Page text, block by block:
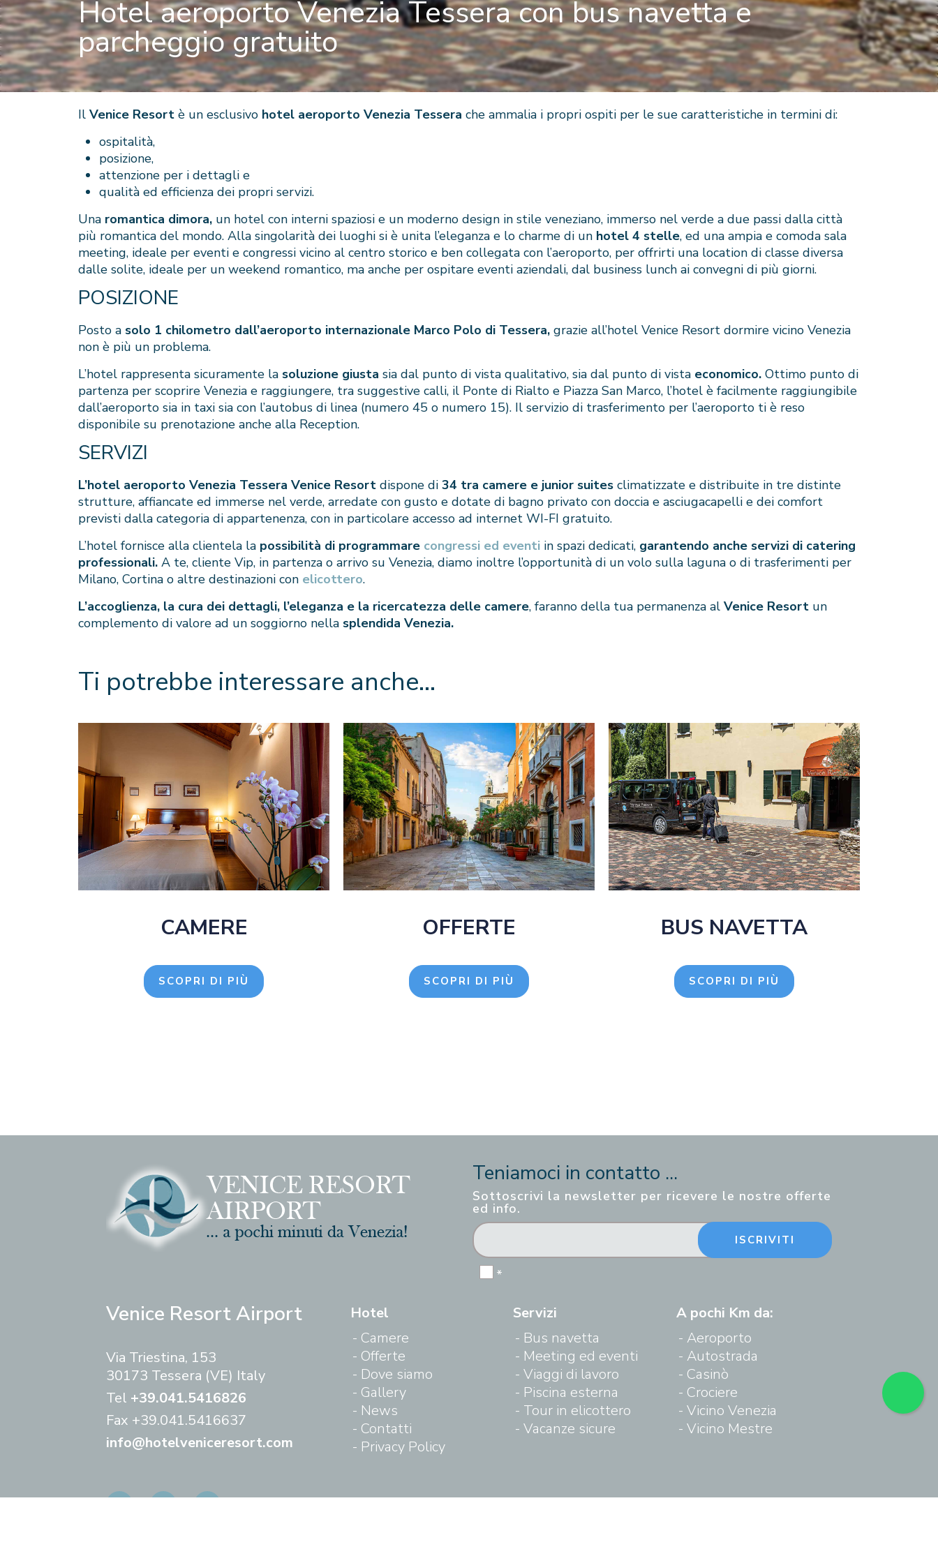
Hotel aeroporto Venezia Tessera con bus navetta e
parcheggio gratuito
Il Venice Resort è un esclusivo hotel aeroporto Venezia Tessera che ammalia i propri ospiti per le sue caratteristiche in termini di:
ospitalità,
posizione,
attenzione per i dettagli e
qualità ed efficienza dei propri servizi.
Una romantica dimora, un hotel con interni spaziosi e un moderno design in stile veneziano, immerso nel verde a due passi dalla città
più romantica del mondo. Alla singolarità dei luoghi si è unita l’eleganza e lo charme di un hotel 4 stelle, ed una ampia e comoda sala
meeting, ideale per eventi e congressi vicino al centro storico e ben collegata con l’aeroporto, per offrirti una location di classe diversa
dalle solite, ideale per un weekend romantico, ma anche per ospitare eventi aziendali, dal business lunch ai convegni di più giorni.
POSIZIONE
Posto a solo 1 chilometro dall’aeroporto internazionale Marco Polo di Tessera, grazie all’hotel Venice Resort dormire vicino Venezia
non è più un problema.
L’hotel rappresenta sicuramente la soluzione giusta sia dal punto di vista qualitativo, sia dal punto di vista economico. Ottimo punto di
partenza per scoprire Venezia e raggiungere, tra suggestive calli, il Ponte di Rialto e Piazza San Marco, l’hotel è facilmente raggiungibile
dall’aeroporto sia in taxi sia con l’autobus di linea (numero 45 o numero 15). Il servizio di trasferimento per l’aeroporto ti è reso
disponibile su prenotazione anche alla Reception.
SERVIZI
L’hotel aeroporto Venezia Tessera Venice Resort dispone di 34 tra camere e junior suites climatizzate e distribuite in tre distinte
strutture, affiancate ed immerse nel verde, arredate con gusto e dotate di bagno privato con doccia e asciugacapelli e dei comfort
previsti dalla categoria di appartenenza, con in particolare accesso ad internet WI-FI gratuito.
L’hotel fornisce alla clientela la possibilità di programmare congressi ed eventi in spazi dedicati, garantendo anche servizi di catering
professionali. A te, cliente Vip, in partenza o arrivo su Venezia, diamo inoltre l’opportunità di un volo sulla laguna o di trasferimenti per
Milano, Cortina o altre destinazioni con elicottero.
L’accoglienza, la cura dei dettagli, l’eleganza e la ricercatezza delle camere, faranno della tua permanenza al Venice Resort un
complemento di valore ad un soggiorno nella splendida Venezia.
Ti potrebbe interessare anche…
CAMERE
SCOPRI DI PIÙ
OFFERTE
SCOPRI DI PIÙ
BUS NAVETTA
SCOPRI DI PIÙ
Teniamoci in contatto ...
Sottoscrivi la newsletter per ricevere le nostre offerte
ed info.
*
ISCRIVITI
Venice Resort Airport
Via Triestina, 153
30173 Tessera (VE) Italy
Tel +39.041.5416826
Fax +39.041.5416637
info@hotelveniceresort.com
Hotel
Camere
Offerte
Dove siamo
Gallery
News
Contatti
Privacy Policy
Servizi
Bus navetta
Meeting ed eventi
Viaggi di lavoro
Piscina esterna
Tour in elicottero
Vacanze sicure
A pochi Km da:
Aeroporto
Autostrada
Casinò
Crociere
Vicino Venezia
Vicino Mestre